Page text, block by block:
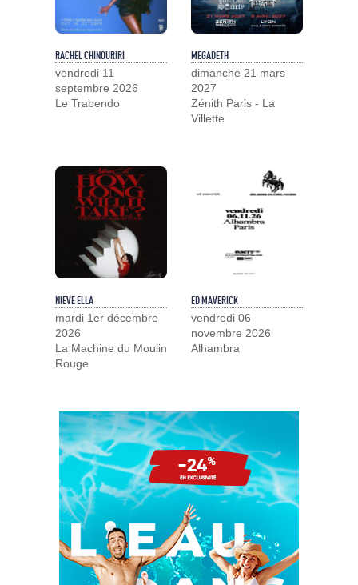
RACHEL CHINOURIRI
vendredi 11
septembre 2026
Le Trabendo
MEGADETH
dimanche 21 mars
2027
Zénith Paris - La
Villette
NIEVE ELLA
mardi 1er décembre
2026
La Machine du Moulin
Rouge
ED MAVERICK
vendredi 06
novembre 2026
Alhambra